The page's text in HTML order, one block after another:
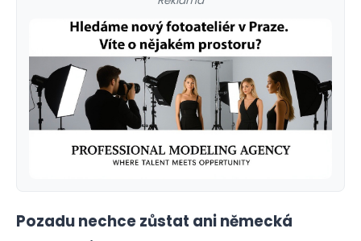
Pozadu nechce zůstat ani německá